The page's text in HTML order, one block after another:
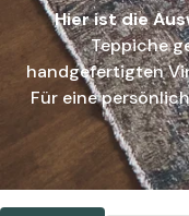
Hier ist die
Teppiche
handgefertigten
Für eine